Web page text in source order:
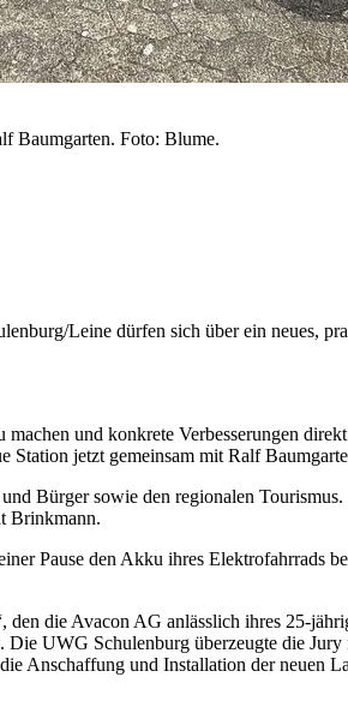
Baumgarten. Foto: Blume.
Leine dürfen sich über ein neues,
und konkrete Verbesserungen
jetzt gemeinsam mit Ralf
Bürger sowie den regionalen
Brinkmann.
Pause den Akku ihres Elektrofahrrads
die Avacon AG anlässlich ihres 25-
UWG Schulenburg überzeugte die
Anschaffung und Installation der neuen